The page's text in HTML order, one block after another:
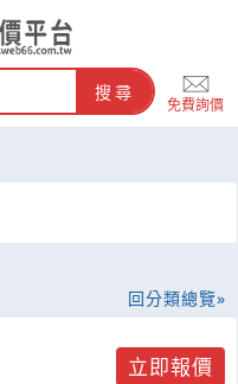
搜尋
免費詢價
回分類總覽
立即報價